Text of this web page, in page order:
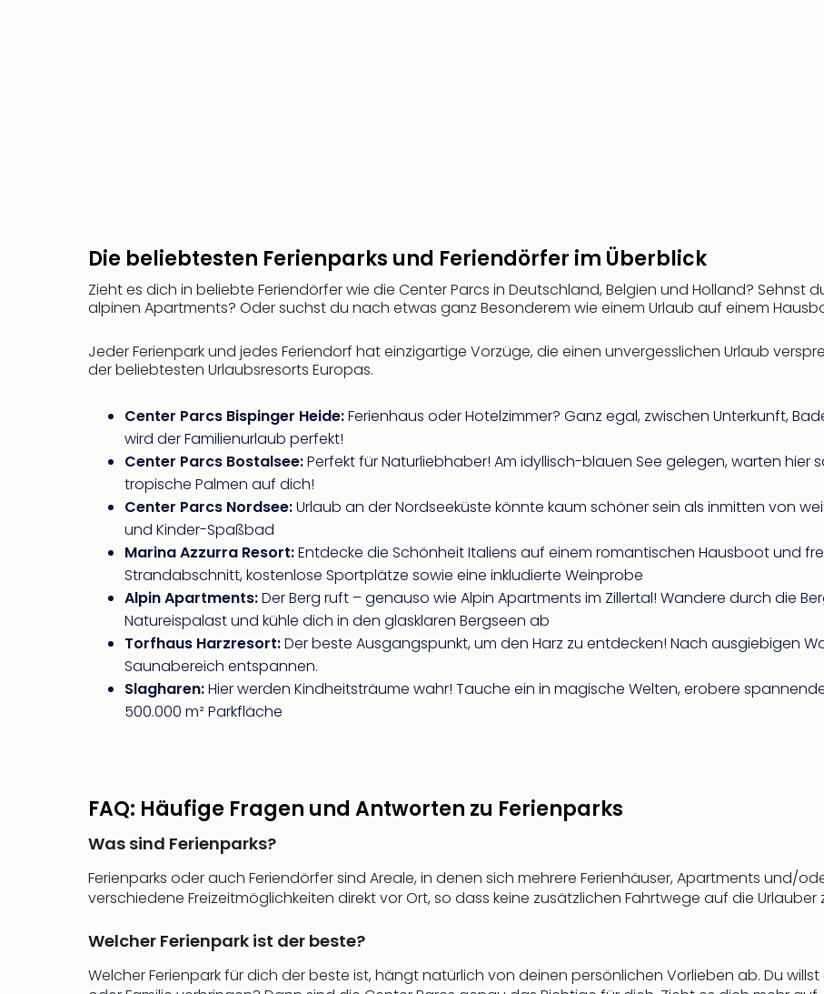
Die beliebtesten Ferienparks und Feriendörfer im Überblick
Zieht es dich in beliebte Feriendörfer wie die Center Parcs in Deutschland, Belgien und Holland? Sehnst
alpinen Apartments? Oder suchst du nach etwas ganz Besonderem wie einem Urlaub auf einem
Jeder Ferienpark und jedes Feriendorf hat einzigartige Vorzüge, die einen unvergesslichen Urlaub
der beliebtesten Urlaubsresorts Europas.
Center Parcs Bispinger Heide:Ferienhaus oder Hotelzimmer? Ganz egal, zwischen Unterkunft,
wird der Familienurlaub perfekt!
Center Parcs Bostalsee:Perfekt für Naturliebhaber! Am idyllisch-blauen See gelegen, warten
tropische Palmen auf dich!
Center Parcs Nordsee:Urlaub an der Nordseeküste könnte kaum schöner sein als inmitten von
und Kinder-Spaßbad
Marina Azzurra Resort:Entdecke die Schönheit Italiens auf einem romantischen Hausboot und
Strandabschnitt, kostenlose Sportplätze sowie eine inkludierte Weinprobe
Alpin Apartments:Der Berg ruft – genauso wie Alpin Apartments im Zillertal! Wandere durch die
Natureispalast und kühle dich in den glasklaren Bergseen ab
Torfhaus Harzresort:Der beste Ausgangspunkt, um den Harz zu entdecken! Nach ausgiebigen
Saunabereich entspannen.
Slagharen:Hier werden Kindheitsträume wahr! Tauche ein in magische Welten, erobere
500.000 m² Parkfläche
FAQ: Häufige Fragen und Antworten zu Ferienparks
Was sind Ferienparks?
Ferienparks oder auch Feriendörfer sind Areale, in denen sich mehrere Ferienhäuser, Apartments und/
verschiedene Freizeitmöglichkeiten direkt vor Ort, so dass keine zusätzlichen Fahrtwege auf die Urlauber
Welcher Ferienpark ist der beste?
Welcher Ferienpark für dich der beste ist, hängt natürlich von deinen persönlichen Vorlieben ab. Du